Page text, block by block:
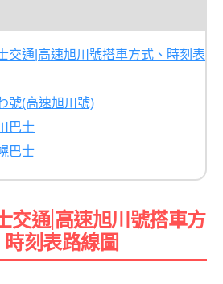
交通|高速旭川號搭車方式、時刻表
號(高速旭川號)
巴士
巴士
交通|高速旭川號搭車方
時刻表路線圖